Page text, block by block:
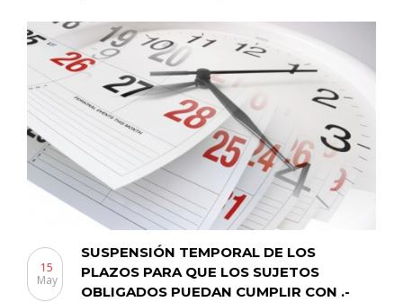
SUSPENSIÓN TEMPORAL DE LOS
PLAZOS PARA QUE LOS SUJETOS
OBLIGADOS PUEDAN CUMPLIR CON .-
15
May